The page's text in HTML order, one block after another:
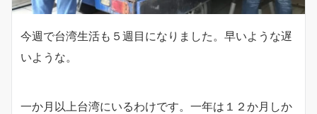
今週で台湾生活も５週目になりました。早いような遅
いような。
一か月以上台湾にいるわけです。一年は１２か月しか